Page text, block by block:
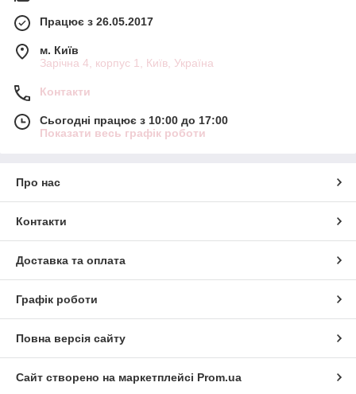
Працює з 26.05.2017
м. Київ
Зарічна 4, корпус 1, Київ, Україна
Контакти
Сьогодні працює з 10:00 до 17:00
Показати весь графік роботи
Про нас
Контакти
Доставка та оплата
Графік роботи
Повна версія сайту
Сайт створено на маркетплейсі Prom.ua